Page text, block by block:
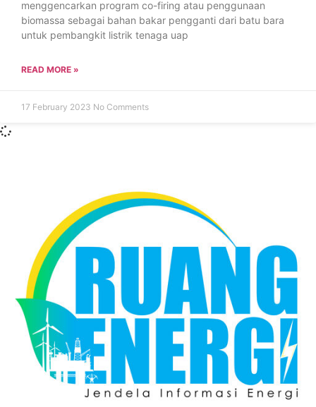
menggencarkan program co-firing atau penggunaan
biomassa sebagai bahan bakar pengganti dari batu bara
untuk pembangkit listrik tenaga uap
READ MORE »
17 February 2023 No Comments